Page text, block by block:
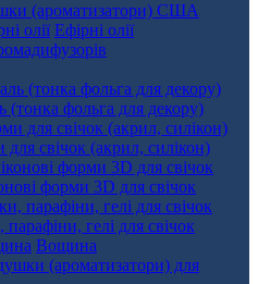
(ароматизатори) США
Ефірні олії
(тонка фольга для декору)
свічок (акрил, силікон)
форми 3D для свічок
гелі для свічок
Вощина